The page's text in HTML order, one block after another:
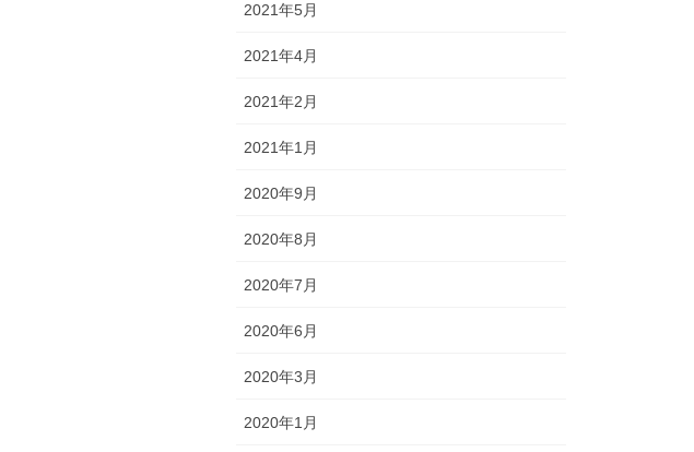
2021年5月
2021年4月
2021年2月
2021年1月
2020年9月
2020年8月
2020年7月
2020年6月
2020年3月
2020年1月